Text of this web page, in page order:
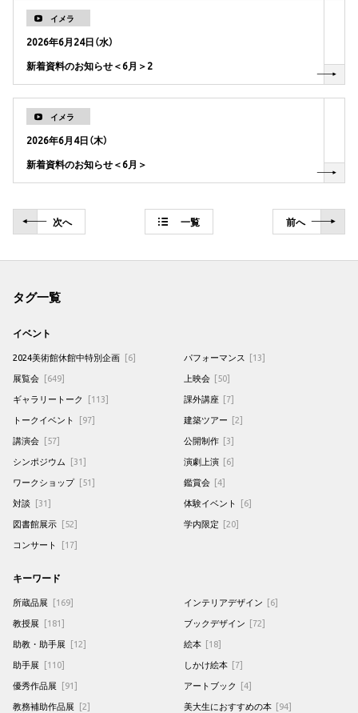
イメラ
2026年6月24日（水）
新着資料のお知らせ＜6月＞2
イメラ
2026年6月4日（木）
新着資料のお知らせ＜6月＞
次へ 一覧 前へ
タグ一覧
イベント
2024美術館休館中特別企画 [6]
展覧会 [649]
ギャラリートーク [113]
トークイベント [97]
講演会 [57]
シンポジウム [31]
ワークショップ [51]
対談 [31]
図書館展示 [52]
コンサート [17]
パフォーマンス [13]
上映会 [50]
課外講座 [7]
建築ツアー [2]
公開制作 [3]
演劇上演 [6]
鑑賞会 [4]
体験イベント [6]
学内限定 [20]
キーワード
所蔵品展 [169]
教授展 [181]
助教・助手展 [12]
助手展 [110]
優秀作品展 [91]
教務補助作品展 [2]
インテリアデザイン [6]
ブックデザイン [72]
絵本 [18]
しかけ絵本 [7]
アートブック [4]
美大生におすすめの本 [94]